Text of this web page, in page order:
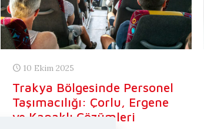
10 Ekim 2025
Trakya Bölgesinde Personel
Taşımacılığı: Çorlu, Ergene
ve Kapaklı Çözümleri